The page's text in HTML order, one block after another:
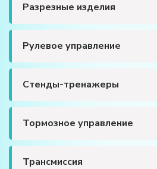
Разрезные изделия
Рулевое управление
Стенды-тренажеры
Тормозное управление
Трансмиссия